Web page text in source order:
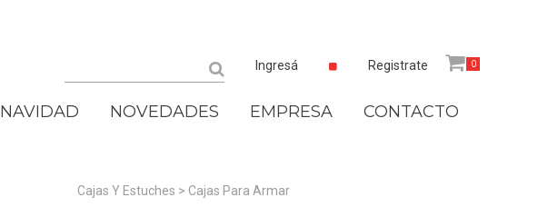
Ingresá Registrate 0
NAVIDAD NOVEDADES EMPRESA CONTACTO
Cajas Y Estuches > Cajas Para Armar